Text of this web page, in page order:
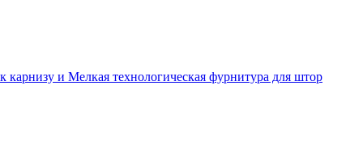
и Мелкая технологическая фурнитура для штор